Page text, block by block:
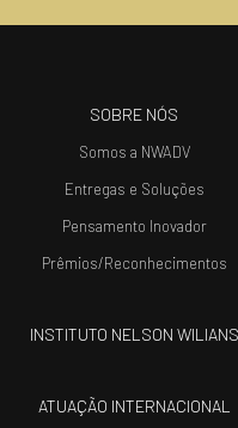
SOBRE NÓS
Somos a NWADV
Entregas e Soluções
Pensamento Inovador
Prêmios/Reconhecimentos
INSTITUTO NELSON WILIANS
ATUAÇÃO INTERNACIONAL